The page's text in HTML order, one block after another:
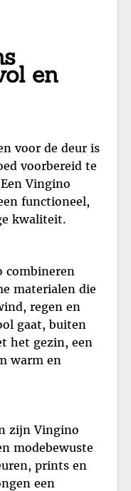
en
voor de deur is
voorbereid te
Vingino
functioneel,
kwaliteit.
combineren
materialen die
regen en
gaat, buiten
het gezin, een
warm en
zijn Vingino
modebewuste
prints en
een